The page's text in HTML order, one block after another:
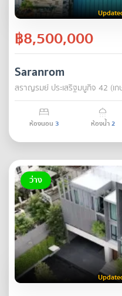
฿8,500,000
Saranrom
สราญรมย์ ประเสริฐมนูกิจ 42 (เ
ห้องนอน 3 ห้องน้ำ2
ว่าง